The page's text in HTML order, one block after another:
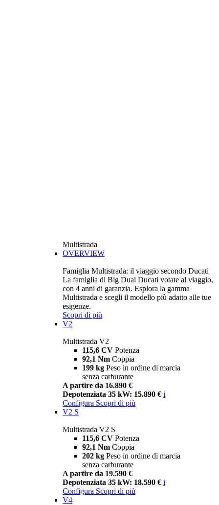
Multistrada
OVERVIEW
Famiglia Multistrada: il viaggio secondo Ducati
La famiglia di Big Dual Ducati votate al viaggio,
con 4 anni di garanzia. Esplora la gamma
Multistrada e scegli il modello più adatto alle tue
esigenze.
Scopri di più
V2
Multistrada V2
115,6 CV Potenza
92,1 Nm Coppia
199 kg Peso in ordine di marcia
senza carburante
A partire da 16.890 €
Depotenziata 35 kW: 15.890 € i
Configura Scopri di più
V2 S
Multistrada V2 S
115,6 CV Potenza
92,1 Nm Coppia
202 kg Peso in ordine di marcia
senza carburante
A partire da 19.590 €
Depotenziata 35 kW: 18.590 € i
Configura Scopri di più
V4